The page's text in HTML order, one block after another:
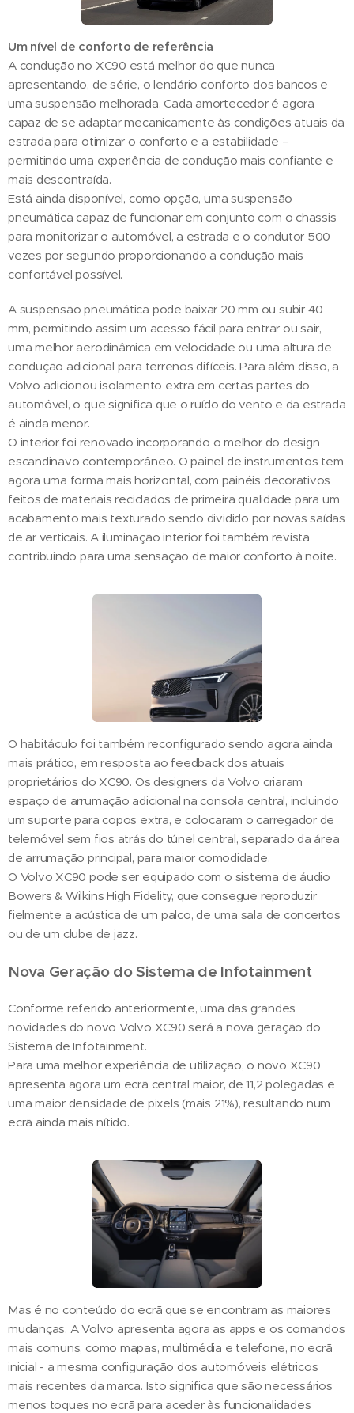
Um nível de conforto de referência
A condução no XC90 está melhor do que nunca
apresentando, de série, o lendário conforto dos bancos e
uma suspensão melhorada. Cada amortecedor é agora
capaz de se adaptar mecanicamente às condições atuais da
estrada para otimizar o conforto e a estabilidade –
permitindo uma experiência de condução mais confiante e
mais descontraída.
Está ainda disponível, como opção, uma suspensão
pneumática capaz de funcionar em conjunto com o chassis
para monitorizar o automóvel, a estrada e o condutor 500
vezes por segundo proporcionando a condução mais
confortável possível.
A suspensão pneumática pode baixar 20 mm ou subir 40
mm, permitindo assim um acesso fácil para entrar ou sair,
uma melhor aerodinâmica em velocidade ou uma altura de
condução adicional para terrenos difíceis. Para além disso, a
Volvo adicionou isolamento extra em certas partes do
automóvel, o que significa que o ruído do vento e da estrada
é ainda menor.
O interior foi renovado incorporando o melhor do design
escandinavo contemporâneo. O painel de instrumentos tem
agora uma forma mais horizontal, com painéis decorativos
feitos de materiais reciclados de primeira qualidade para um
acabamento mais texturado sendo dividido por novas saídas
de ar verticais. A iluminação interior foi também revista
contribuindo para uma sensação de maior conforto à noite.
O habitáculo foi também reconfigurado sendo agora ainda
mais prático, em resposta ao feedback dos atuais
proprietários do XC90. Os designers da Volvo criaram
espaço de arrumação adicional na consola central, incluindo
um suporte para copos extra, e colocaram o carregador de
telemóvel sem fios atrás do túnel central, separado da área
de arrumação principal, para maior comodidade.
O Volvo XC90 pode ser equipado com o sistema de áudio
Bowers & Wilkins High Fidelity, que consegue reproduzir
fielmente a acústica de um palco, de uma sala de concertos
ou de um clube de jazz.
Nova Geração do Sistema de Infotainment
Conforme referido anteriormente, uma das grandes
novidades do novo Volvo XC90 será a nova geração do
Sistema de Infotainment.
Para uma melhor experiência de utilização, o novo XC90
apresenta agora um ecrã central maior, de 11,2 polegadas e
uma maior densidade de pixels (mais 21%), resultando num
ecrã ainda mais nítido.
Mas é no conteúdo do ecrã que se encontram as maiores
mudanças. A Volvo apresenta agora as apps e os comandos
mais comuns, como mapas, multimédia e telefone, no ecrã
inicial - a mesma configuração dos automóveis elétricos
mais recentes da marca. Isto significa que são necessários
menos toques no ecrã para aceder às funcionalidades